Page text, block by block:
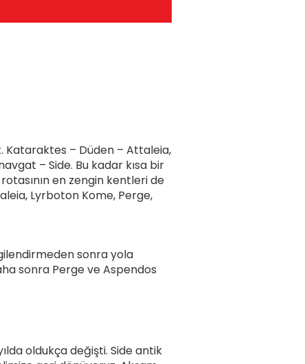
Kataraktes – Düden – Attaleia,
– Side. Bu kadar kısa bir
en zengin kentleri de
Lyrboton Kome, Perge,
sonra yola
sonra Perge ve Aspendos
oldukça değişti. Side antik